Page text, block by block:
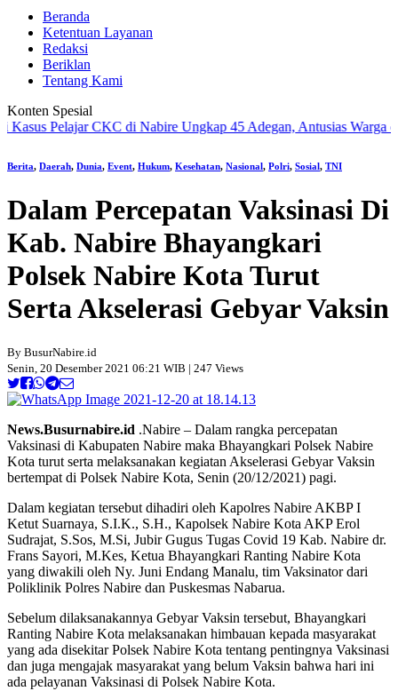
Beranda
Ketentuan Layanan
Redaksi
Beriklan
Tentang Kami
Konten Spesial
Pelajar CKC di Nabire Ungkap 45 Adegan, Antusias Warga di
Berita, Daerah, Dunia, Event, Hukum, Kesehatan, Nasional, Polri, Sosial, TNI
Dalam Percepatan Vaksinasi Di
Kab. Nabire Bhayangkari
Polsek Nabire Kota Turut
Serta Akselerasi Gebyar Vaksin
By BusurNabire.id
Senin, 20 Desember 2021 06:21 WIB | 247 Views
News.Busurnabire.id .Nabire – Dalam rangka percepatan
Vaksinasi di Kabupaten Nabire maka Bhayangkari Polsek Nabire
Kota turut serta melaksanakan kegiatan Akselerasi Gebyar Vaksin
bertempat di Polsek Nabire Kota, Senin (20/12/2021) pagi.
Dalam kegiatan tersebut dihadiri oleh Kapolres Nabire AKBP I
Ketut Suarnaya, S.I.K., S.H., Kapolsek Nabire Kota AKP Erol
Sudrajat, S.Sos, M.Si, Jubir Gugus Tugas Covid 19 Kab. Nabire dr.
Frans Sayori, M.Kes, Ketua Bhayangkari Ranting Nabire Kota
yang diwakili oleh Ny. Juni Endang Manalu, tim Vaksinator dari
Poliklinik Polres Nabire dan Puskesmas Nabarua.
Sebelum dilaksanakannya Gebyar Vaksin tersebut, Bhayangkari
Ranting Nabire Kota melaksanakan himbauan kepada masyarakat
yang ada disekitar Polsek Nabire Kota tentang pentingnya Vaksinasi
dan juga mengajak masyarakat yang belum Vaksin bahwa hari ini
ada pelayanan Vaksinasi di Polsek Nabire Kota.